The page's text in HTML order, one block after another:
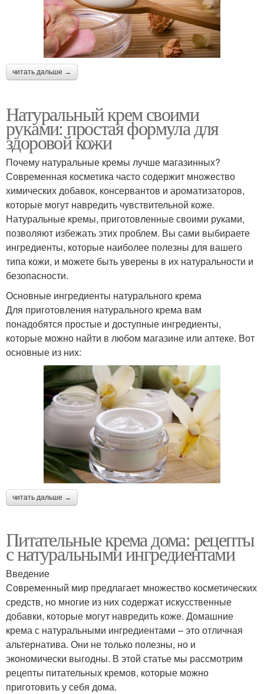
читать дальше →
Натуральный крем своими
руками: простая формула для
здоровой кожи
Почему натуральные кремы лучше магазинных?
Современная косметика часто содержит множество
химических добавок, консервантов и ароматизаторов,
которые могут навредить чувствительной коже.
Натуральные кремы, приготовленные своими руками,
позволяют избежать этих проблем. Вы сами выбираете
ингредиенты, которые наиболее полезны для вашего
типа кожи, и можете быть уверены в их натуральности и
безопасности.
Основные ингредиенты натурального крема
Для приготовления натурального крема вам
понадобятся простые и доступные ингредиенты,
которые можно найти в любом магазине или аптеке. Вот
основные из них:
читать дальше →
Питательные крема дома: рецепты
с натуральными ингредиентами
Введение
Современный мир предлагает множество косметических
средств, но многие из них содержат искусственные
добавки, которые могут навредить коже. Домашние
крема с натуральными ингредиентами – это отличная
альтернатива. Они не только полезны, но и
экономически выгодны. В этой статье мы рассмотрим
рецепты питательных кремов, которые можно
приготовить у себя дома.